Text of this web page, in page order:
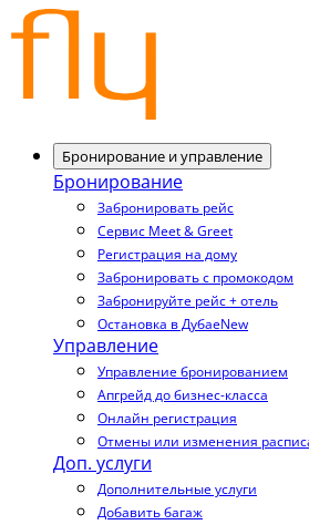
Бронирование и управление
Бронирование
Забронировать рейс
Сервис Meet & Greet
Регистрация на дому
Забронировать с промокодом
Забронируйте рейс + отель
Остановка в ДубаеNew
Управление
Управление бронированием
Апгрейд до бизнес-класса
Онлайн регистрация
Отмены или изменения
Доп. услуги
Дополнительные услуги
Добавить багаж